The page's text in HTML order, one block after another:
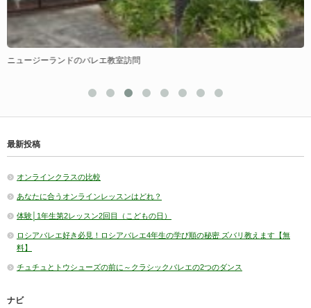
ニュージーランドのバレエ教室訪問
最新投稿
オンラインクラスの比較
あなたに合うオンラインレッスンはどれ？
体験│1年生第2レッスン2回目（こどもの日）
ロシアバレエ好き必見！ロシアバレエ4年生の学び順の秘密 ズバリ教えます【無
料】
チュチュとトウシューズの前に～クラシックバレエの2つのダンス
ナビ